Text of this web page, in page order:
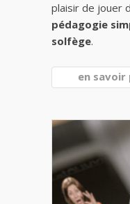
plaisir de jouer
pédagogie
solfège.
en savoir